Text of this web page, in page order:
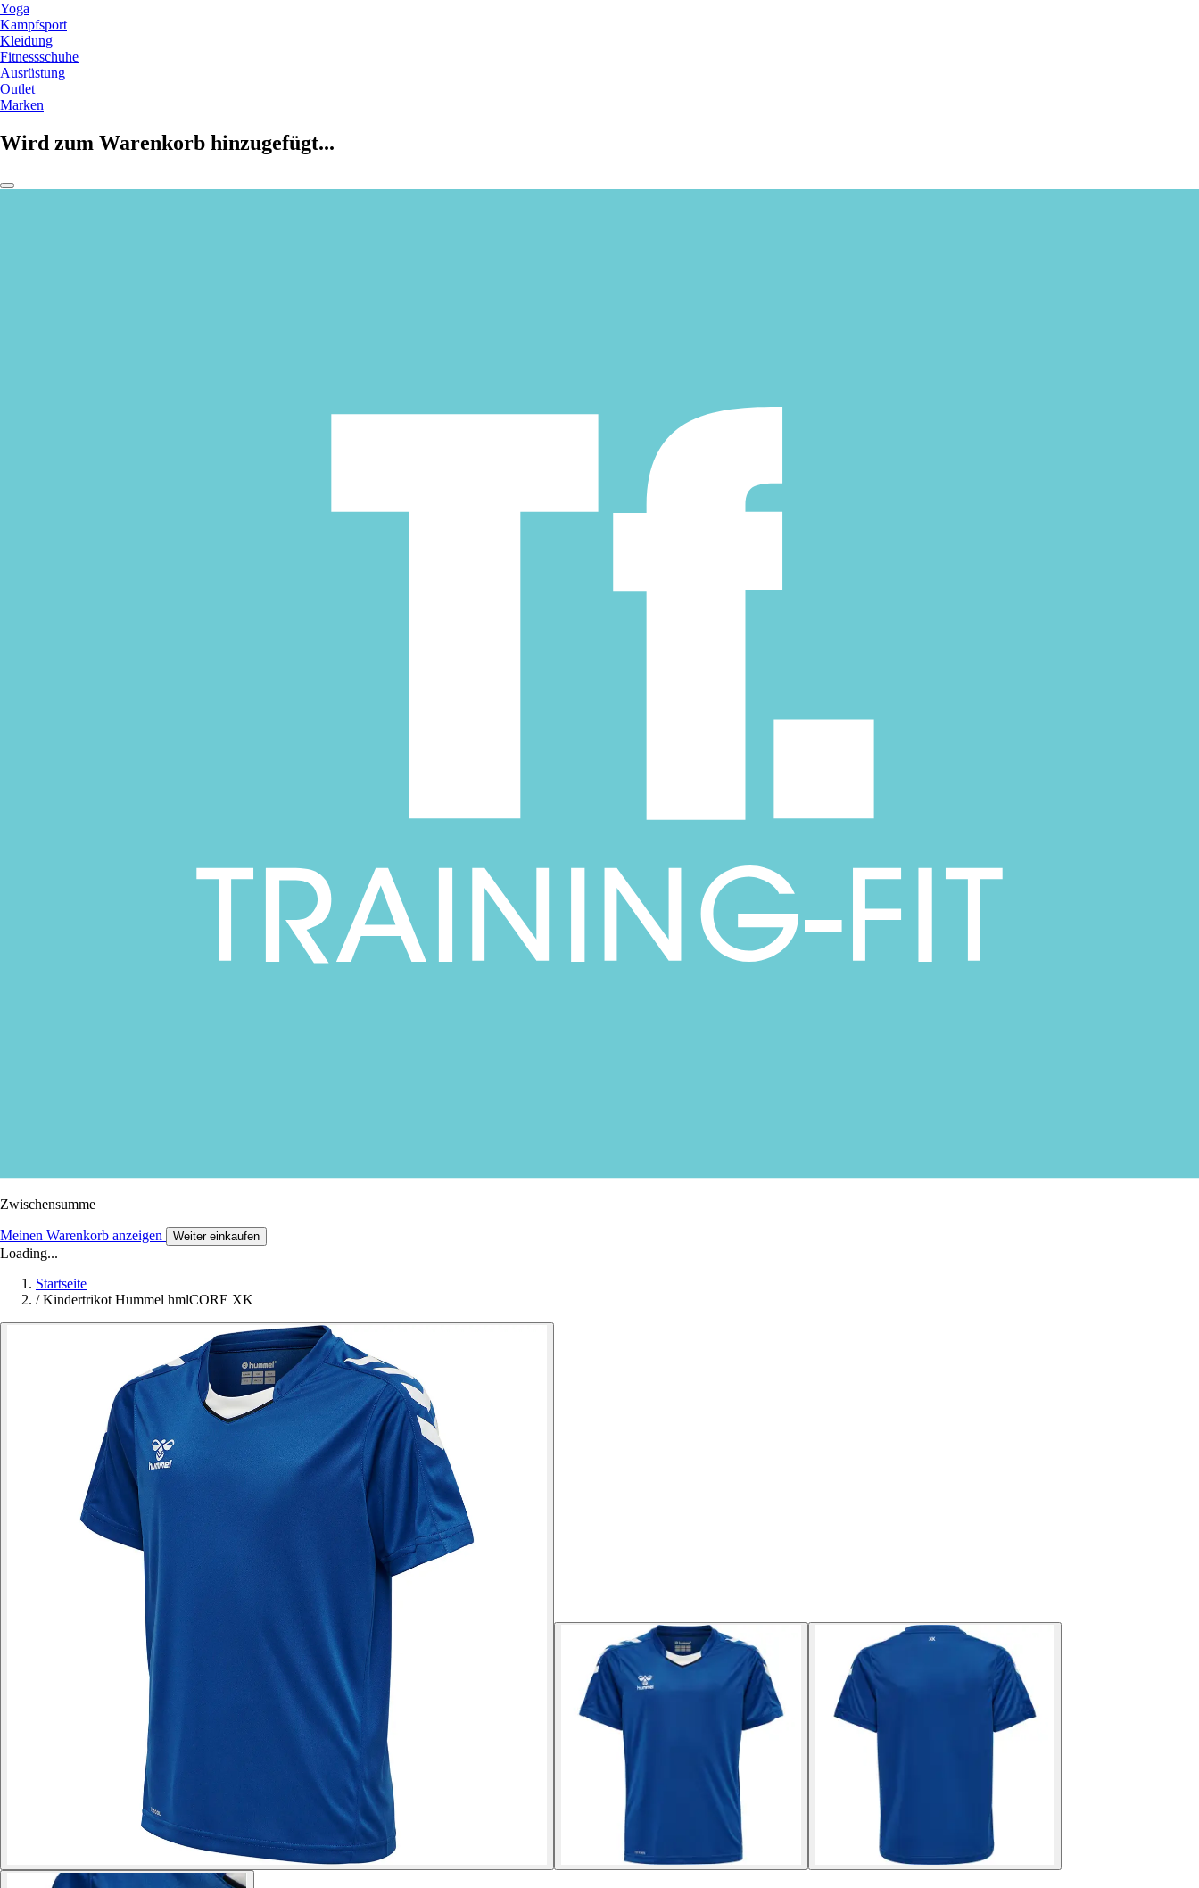
Yoga
Kampfsport
Kleidung
Fitnessschuhe
Ausrüstung
Outlet
Marken
Wird zum Warenkorb hinzugefügt...
Zwischensumme
Meinen Warenkorb anzeigen Weiter einkaufen
Loading...
Startseite
/ Kindertrikot Hummel hmlCORE XK